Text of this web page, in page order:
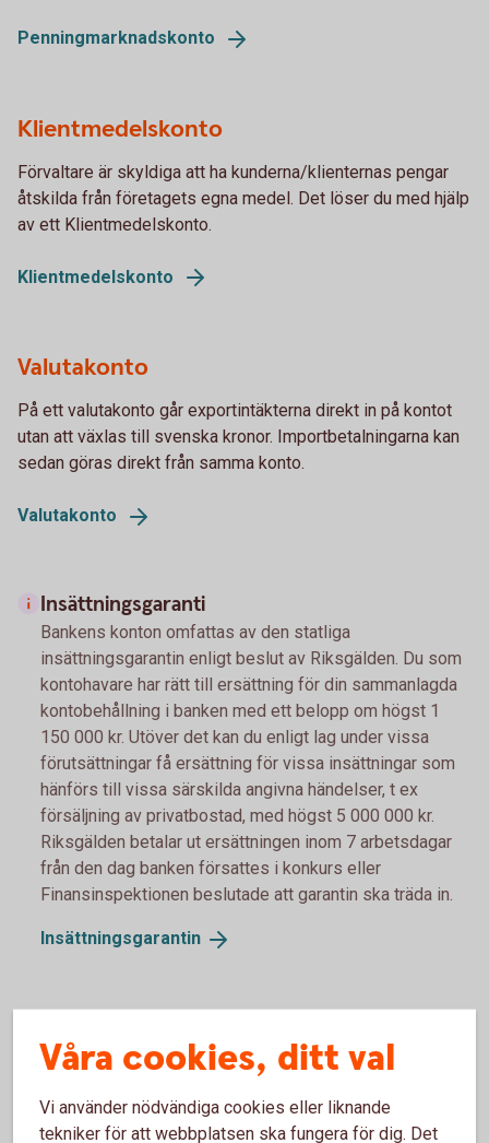
Penningmarknadskonto
Klientmedelskonto
Förvaltare är skyldiga att ha kunderna/klienternas pengar
åtskilda från företagets egna medel. Det löser du med hjälp
av ett Klientmedelskonto.
Klientmedelskonto
Valutakonto
På ett valutakonto går exportintäkterna direkt in på kontot
utan att växlas till svenska kronor. Importbetalningarna kan
sedan göras direkt från samma konto.
Valutakonto
Insättningsgaranti
Bankens konton omfattas av den statliga
insättningsgarantin enligt beslut av Riksgälden. Du som
kontohavare har rätt till ersättning för din sammanlagda
kontobehållning i banken med ett belopp om högst 1
150 000 kr. Utöver det kan du enligt lag under vissa
förutsättningar få ersättning för vissa insättningar som
hänförs till vissa särskilda angivna händelser, t ex
försäljning av privatbostad, med högst 5 000 000 kr.
Riksgälden betalar ut ersättningen inom 7 arbetsdagar
från den dag banken försattes i konkurs eller
Finansinspektionen beslutade att garantin ska träda in.
Insättningsgarantin
Andra Cash Management-lösningar
Cash Pool-lösningar
Våra cookies, ditt val
Vi använder nödvändiga cookies eller liknande
tekniker för att webbplatsen ska fungera för dig. Det